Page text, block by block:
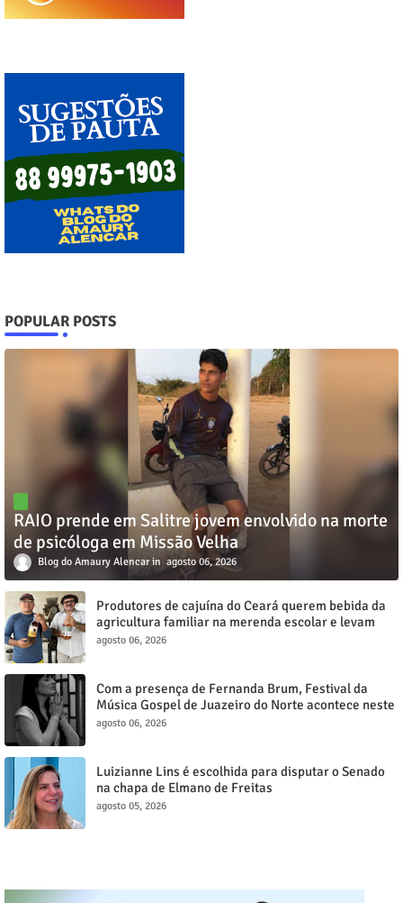
POPULAR POSTS
RAIO prende em Salitre jovem envolvido na morte
de psicóloga em Missão Velha
Blog do Amaury Alencar agosto 06, 2026
Produtores de cajuína do Ceará querem bebida da
agricultura familiar na merenda escolar e levam
reivindicação à agenda política
agosto 06, 2026
Com a presença de Fernanda Brum, Festival da
Música Gospel de Juazeiro do Norte acontece neste
sábado, 8
agosto 06, 2026
Luizianne Lins é escolhida para disputar o Senado
na chapa de Elmano de Freitas
agosto 05, 2026